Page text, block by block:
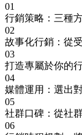
01
行銷策略：三種
02
故事化行銷：從
03
打造專屬於你的
04
媒體運用：選出
05
社群口碑：從社
06